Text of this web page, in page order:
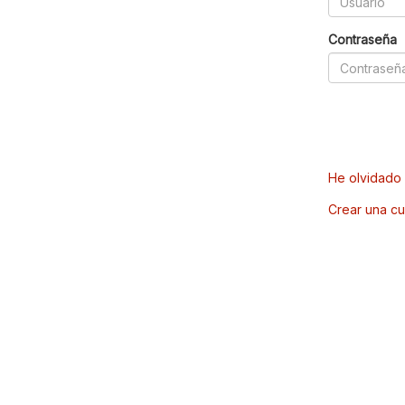
Contraseña
He olvidado
Crear una